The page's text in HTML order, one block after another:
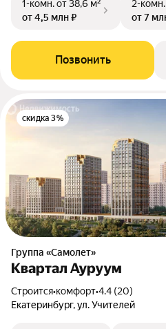
1-комн.от 38,6 м²
от 4,5 млн ₽
2-комн.
от 7
Позвонить
скидка 3%
Группа «Самолет»
Квартал Ауруум
Строится•комфорт•4.4 (20)
Екатеринбург, ул. Учителей